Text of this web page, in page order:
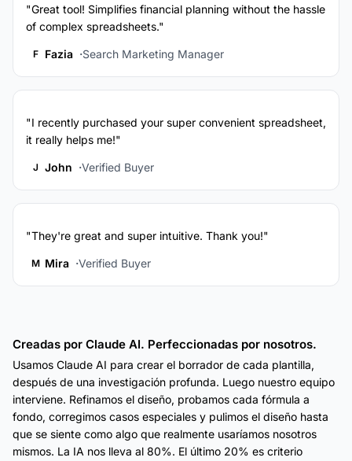
"Great tool! Simplifies financial planning without the hassle
of complex spreadsheets."
F Fazia Search Marketing Manager
"I recently purchased your super convenient spreadsheet,
it really helps me!"
J John Verified Buyer
"They're great and super intuitive. Thank you!"
M Mira Verified Buyer
Creadas por Claude AI. Perfeccionadas por nosotros.
Usamos Claude AI para crear el borrador de cada plantilla,
después de una investigación profunda. Luego nuestro equipo
interviene. Refinamos el diseño, probamos cada fórmula a
fondo, corregimos casos especiales y pulimos el diseño hasta
que se siente como algo que realmente usaríamos nosotros
mismos. La IA nos lleva al 80%. El último 20% es criterio